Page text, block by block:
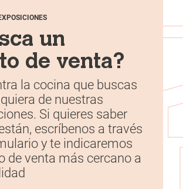
un
de venta?
la cocina que buscas
de nuestras
Si quieres saber
escríbenos a través
y te indicaremos
de venta más cercano a